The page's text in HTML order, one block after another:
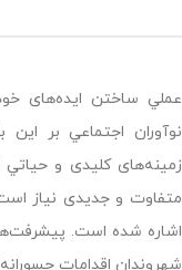
ﻋﻤﻠﻲ ﺳﺎﺧﺘﻦ اﻳﺪهﻫﺎى
ﻧﻮآوران اﺟﺘﻤﺎﻋﻲ ﺑﺮ اﻳﻦ
زﻣﻴﻨﻪﻫﺎى ﻛﻠﻴﺪى و ﺣﻴﺎﺗﻲ
ﻣﺘﻔﺎوت و ﺟﺪﻳﺪى ﻧﻴﺎز
اﺷﺎره ﺷﺪه اﺳﺖ.
ﺷﻬﺮوﻧﺪان اﻗﺪاﻣﺎت